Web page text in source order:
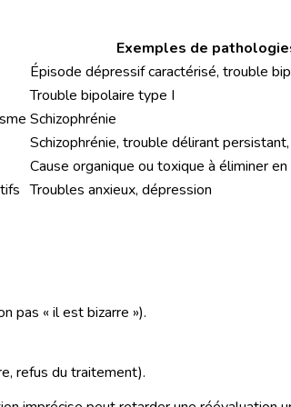
Exemples de
Épisode dépressif caractérisé, trouble
Trouble bipolaire type I
Schizophrénie
Schizophrénie, trouble délirant
Cause organique ou toxique à éliminer
Troubles anxieux, dépression
pas « il est bizarre »).
refus du traitement).